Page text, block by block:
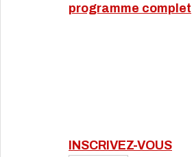
programme complet
INSCRIVEZ-VOUS